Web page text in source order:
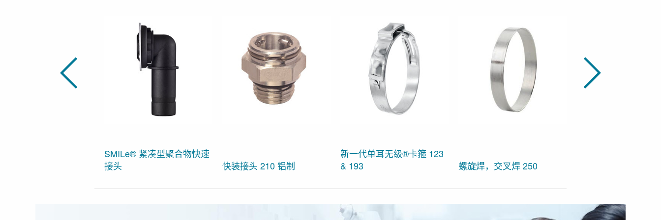
SMILe® 紧凑型聚合物快速
接头
快装接头 210 铝制
新一代单耳无级®卡箍 123
& 193
螺旋焊，交叉焊 250